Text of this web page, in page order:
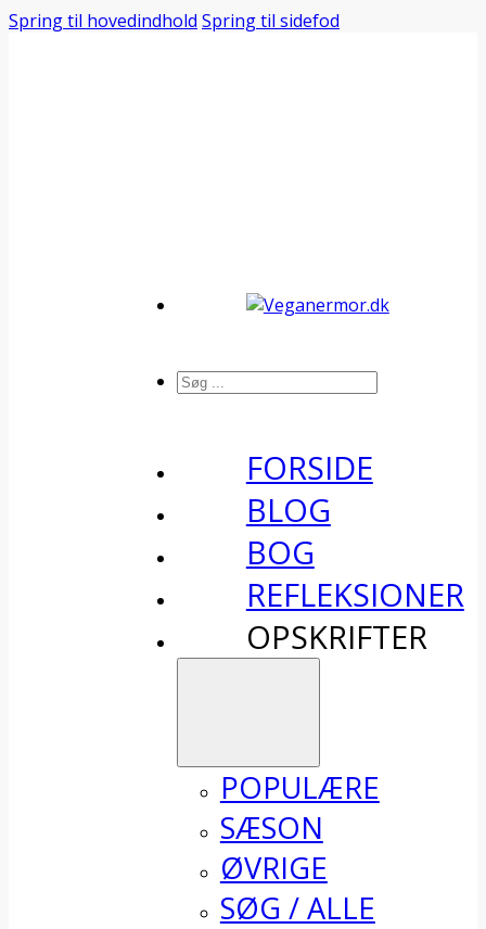
Spring til hovedindhold Spring til sidefod
Søg
FORSIDE
BLOG
BOG
REFLEKSIONER
OPSKRIFTER
POPULÆRE
SÆSON
ØVRIGE
SØG / ALLE